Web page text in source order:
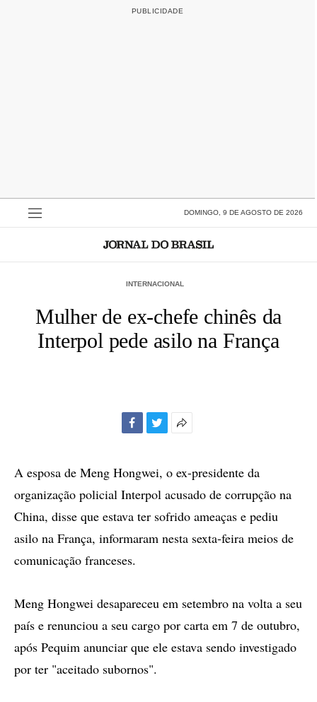
DOMINGO, 9 DE AGOSTO DE 2026
INTERNACIONAL
Mulher de ex-chefe chinês da
Interpol pede asilo na França
compartilhamento
A esposa de Meng Hongwei, o ex-presidente da
organização policial Interpol acusado de corrupção na
China, disse que estava ter sofrido ameaças e pediu
asilo na França, informaram nesta sexta-feira meios de
comunicação franceses.
Meng Hongwei desapareceu em setembro na volta a seu
país e renunciou a seu cargo por carta em 7 de outubro,
após Pequim anunciar que ele estava sendo investigado
por ter "aceitado subornos".